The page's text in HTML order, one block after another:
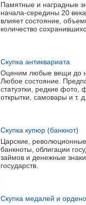
Памятные и наградные
начала-середины 20
влияет состояние,
количество
Скупка антиквариата
Оценим любые вещи до
Любое состояние.
статуэтки, редкие фото,
открытки, самовары и т. д.
Скупка купюр (банкнот)
Царские,
банкноты, облигации
займов и денежные
государств.
Скупка медалей и